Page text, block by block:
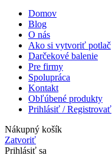
Domov
Blog
O nás
Ako si vytvoriť potlač
Darčekové balenie
Pre firmy
Spolupráca
Kontakt
Obľúbené produkty
Prihlásiť / Registrovať
Nákupný košík
Zatvoriť
Prihlásiť sa